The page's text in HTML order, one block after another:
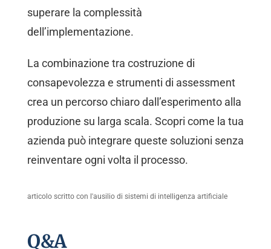
superare la complessità
dell’implementazione.
La combinazione tra costruzione di
consapevolezza e strumenti di assessment
crea un percorso chiaro dall’esperimento alla
produzione su larga scala. Scopri come la tua
azienda può integrare queste soluzioni senza
reinventare ogni volta il processo.
articolo scritto con l'ausilio di sistemi di intelligenza artificiale
Q&A